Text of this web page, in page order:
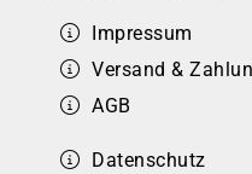
Impressum
Versand &
AGB
Datenschutz